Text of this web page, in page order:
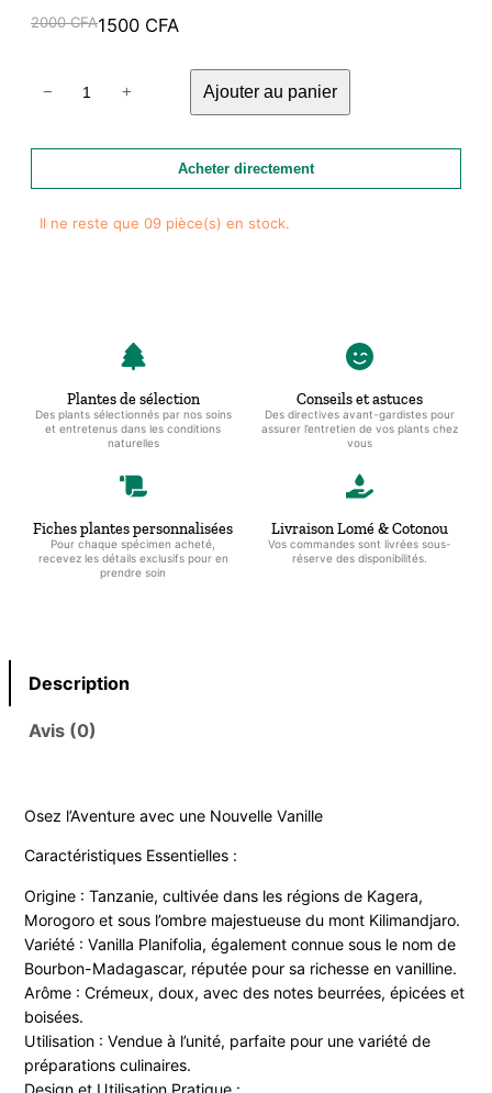
2000CFA
Le
1500 CFA
Le
Il ne reste que 09 pièce(s) en stock.
de
de
L'Exploration
− + Ajouter au panier
Acheter directement
Plantes de sélection
Des plants sélectionnés par nos soins
et entretenus dans les conditions
naturelles
Conseils et astuces
Des directives avant-gardistes pour
assurer l’entretien de vos plants chez
vous
Fiches plantes personnalisées
Pour chaque spécimen acheté,
recevez les détails exclusifs pour en
prendre soin
Livraison Lomé & Cotonou
Vos commandes sont livrées sous-
réserve des disponibilités.
Description
Avis (0)
Osez l’Aventure avec une Nouvelle Vanille
Caractéristiques Essentielles :
Origine : Tanzanie, cultivée dans les régions de Kagera,
Morogoro et sous l’ombre majestueuse du mont Kilimandjaro.
Variété : Vanilla Planifolia, également connue sous le nom de
Bourbon-Madagascar, réputée pour sa richesse en vanilline.
Arôme : Crémeux, doux, avec des notes beurrées, épicées et
boisées.
Utilisation : Vendue à l’unité, parfaite pour une variété de
préparations culinaires.
Design et Utilisation Pratique :